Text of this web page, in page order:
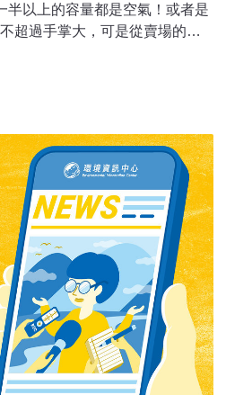
半以上的容量都是空氣！或者是
超過手掌大，可是從賣場的架
環保一點嗎？我們應該花錢買
還有許許多多產品都可能出現
品、酒類、加工食品以及電腦
一點也不平易近人，民眾想要
法，還真不簡單。現在有個機
關業務，環保署即將於2月23、
裝減量協議成果發表會」，特